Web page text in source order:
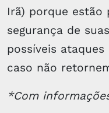
Irã) porque estão
segurança de
possíveis
caso não
*Com